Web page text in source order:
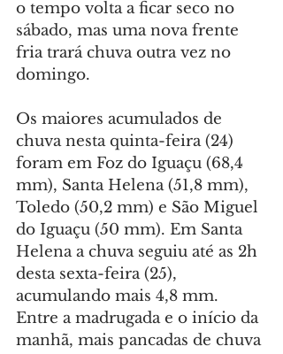
o tempo volta a ficar seco no
sábado, mas uma nova frente
fria trará chuva outra vez no
domingo.
Os maiores acumulados de
chuva nesta quinta-feira (24)
foram em Foz do Iguaçu (68,4
mm), Santa Helena (51,8 mm),
Toledo (50,2 mm) e São Miguel
do Iguaçu (50 mm). Em Santa
Helena a chuva seguiu até as 2h
desta sexta-feira (25),
acumulando mais 4,8 mm.
Entre a madrugada e o início da
manhã, mais pancadas de chuva